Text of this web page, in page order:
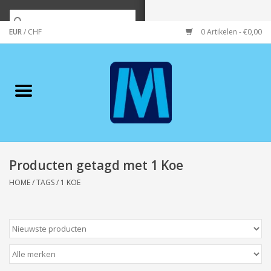
EUR/ CHF 0 Artikelen - €0,00
Merken
Wonen/koken/huishouden
Wenskaarten
Zeeuws/Streek
Producten getagd met 1 Koe
HOME/TAGS/ 1 KOE